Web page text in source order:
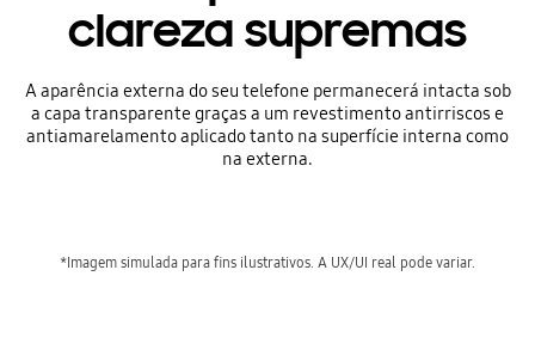
clareza supremas
A aparência externa do seu telefone permanecerá intacta sob
a capa transparente graças a um revestimento antirriscos e
antiamarelamento aplicado tanto na superfície interna como
na externa.
*Imagem simulada para fins ilustrativos. A UX/UI real pode variar.